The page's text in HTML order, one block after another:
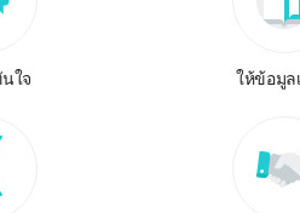
ใจ ให้ข้อมูล